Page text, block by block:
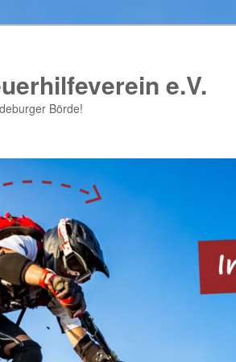
e.V.
Börde!